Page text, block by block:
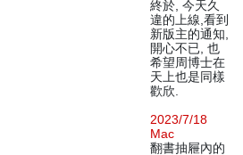
終於, 今天久
違的上線,看到
新版主的通知,
開心不已, 也
希望周博士在
天上也是同樣
歡欣.
2023/7/18
Mac
翻書抽屜內的